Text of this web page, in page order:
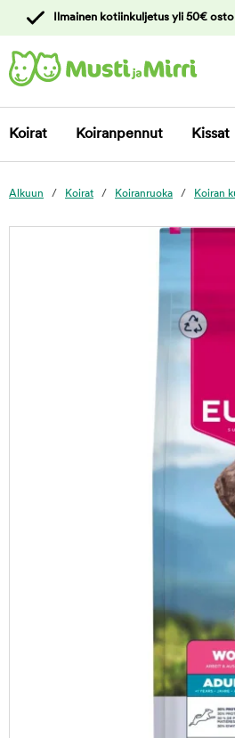
asiakaspalveluun
Ilmainen kotiinkuljetus yli 50€
Koirat Koiranpennut Kissat
Alkuun Koirat Koiranruoka Koiran